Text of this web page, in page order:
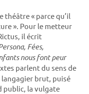
« parce qu’il
». Pour le metteur
il écrit
Fées,
nous font peur
parlent du sens de
brut, puisé
public, la vulgate